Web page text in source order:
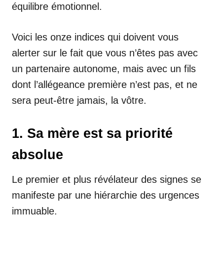
équilibre émotionnel.
Voici les onze indices qui doivent vous
alerter sur le fait que vous n’êtes pas avec
un partenaire autonome, mais avec un fils
dont l’allégeance première n’est pas, et ne
sera peut-être jamais, la vôtre.
1. Sa mère est sa priorité
absolue
Le premier et plus révélateur des signes se
manifeste par une hiérarchie des urgences
immuable.